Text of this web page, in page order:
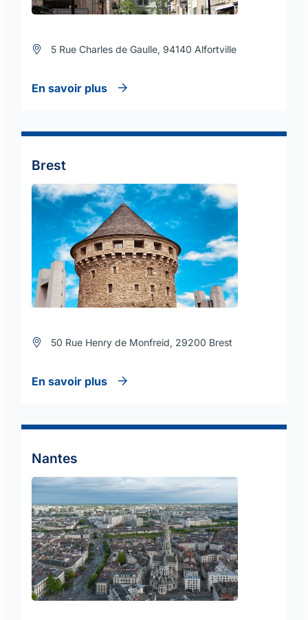
5 Rue Charles de Gaulle, 94140 Alfortville
En savoir plus
Brest
50 Rue Henry de Monfreid, 29200 Brest
En savoir plus
Nantes